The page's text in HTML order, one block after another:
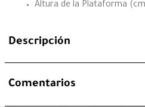
Altura de la Plataforma
Descripción
Comentarios